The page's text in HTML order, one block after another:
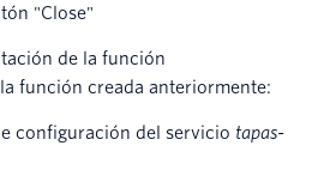
"Close"
de la función
función creada anteriormente:
configuración del servicio tapas-